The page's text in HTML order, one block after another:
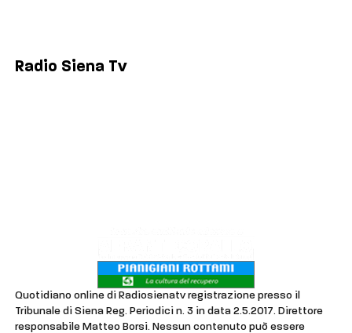
Radio Siena Tv
Quotidiano online di Radiosienatv registrazione presso il
Tribunale di Siena Reg. Periodici n. 3 in data 2.5.2017. Direttore
responsabile Matteo Borsi. Nessun contenuto può essere